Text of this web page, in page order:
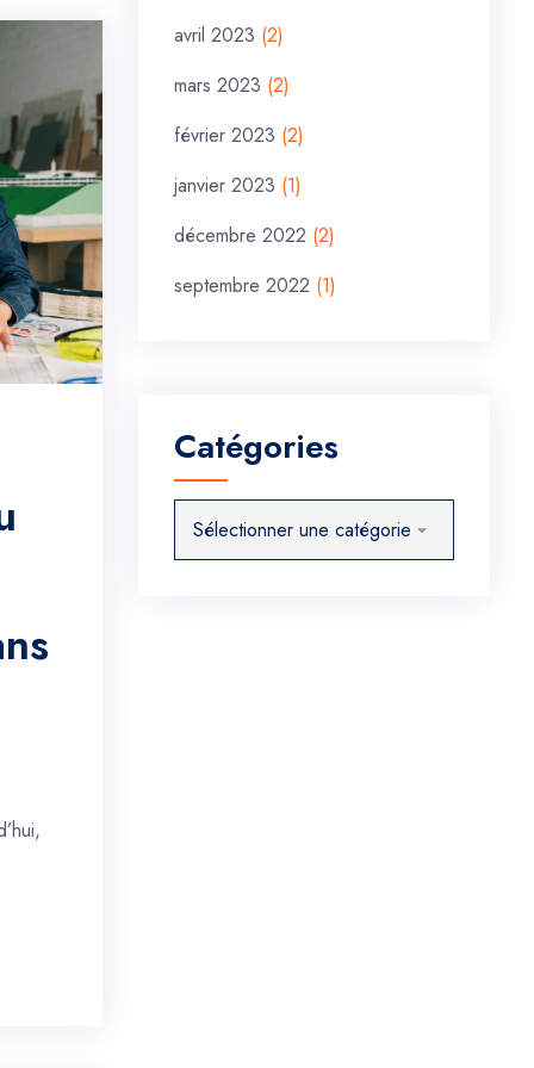
avril 2023 (2)
mars 2023 (2)
février 2023 (2)
janvier 2023 (1)
décembre 2022 (2)
septembre 2022 (1)
Catégories
Catégories